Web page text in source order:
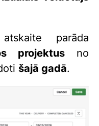
parāda
projektus no
šajā gadā.